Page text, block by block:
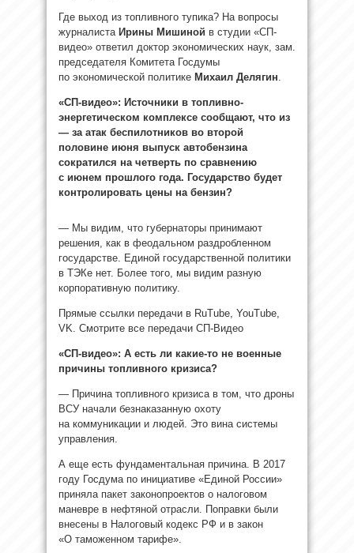
Где выход из топливного тупика? На вопросы
журналиста Ирины Мишиной в студии «СП-
видео» ответил доктор экономических наук, зам.
председателя Комитета Госдумы
по экономической политике Михаил Делягин
«СП-видео»: Источники в топливно-
энергетическом комплексе сообщают, что из
— за атак беспилотников во второй
половине июня выпуск автобензина
сократился на четверть по сравнению
с июнем прошлого года. Государство будет
контролировать цены на бензин?
— Мы видим, что губернаторы принимают
решения, как в феодальном раздробленном
государстве. Единой государственной политики
в ТЭКе нет. Более того, мы видим разную
корпоративную политику.
Прямые ссылки передачи в RuTube, YouTube,
VK. Смотрите все передачи СП-Видео
«СП-видео»: А есть ли какие-то не военные
причины топливного кризиса?
— Причина топливного кризиса в том, что дроны
ВСУ начали безнаказанную охоту
на коммуникации и людей. Это вина системы
управления.
А еще есть фундаментальная причина. В 2017
году Госдума по инициативе «Единой России»
приняла пакет законопроектов о налоговом
маневре в нефтяной отрасли. Поправки были
внесены в Налоговый кодекс РФ и в закон
«О таможенном тарифе».